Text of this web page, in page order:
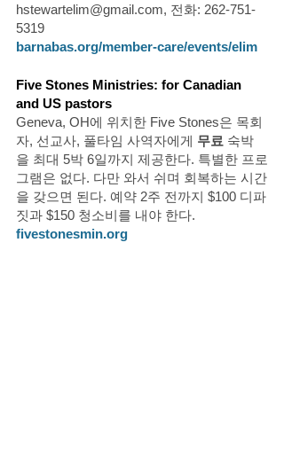
hstewartelim@gmail.com, 전화: 262-751-
5319
barnabas.org/member-care/events/elim
Five Stones Ministries: for Canadian
and US pastors
Geneva, OH에 위치한 Five Stones은 목회
자, 선교사, 풀타임 사역자에게 무료 숙박
을 최대 5박 6일까지 제공한다. 특별한 프로
그램은 없다. 다만 와서 쉬며 회복하는 시간
을 갖으면 된다. 예약 2주 전까지 $100 디파
짓과 $150 청소비를 내야 한다.
fivestonesmin.org